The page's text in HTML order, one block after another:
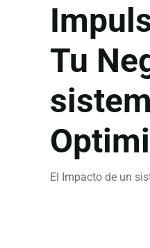
Tu
El Impacto de un